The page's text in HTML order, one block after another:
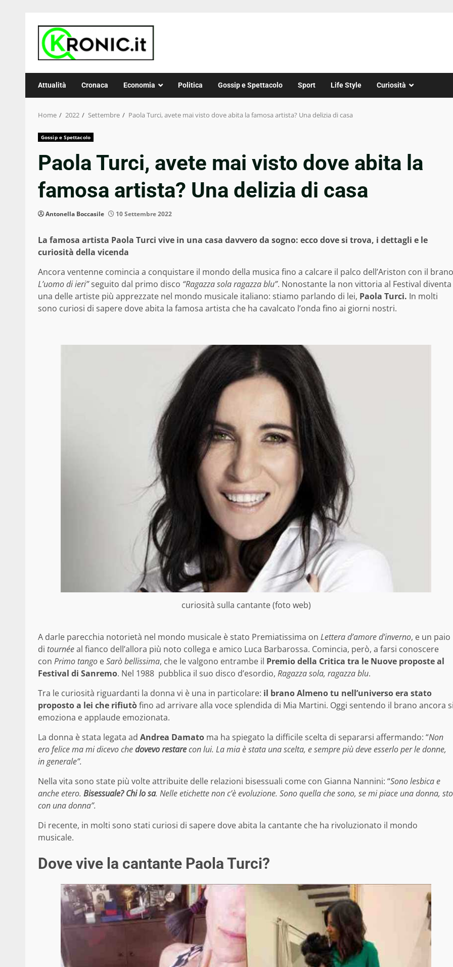
content
Attualità Cronaca Economia Politica Gossip e Spettacolo Sport Life Style Curiosità
Home 2022 Settembre Paola Turci, avete mai visto dove abita la famosa artista? Una delizia di casa
Gossip e Spettacolo
Paola Turci, avete mai visto dove abita la
famosa artista? Una delizia di casa
Antonella Boccasile 10 Settembre 2022
La famosa artista Paola Turci vive in una casa davvero da sogno: ecco dove si trova, i dettagli e le
curiosità della vicenda
Ancora ventenne comincia a conquistare il mondo della musica fino a calcare il palco dell’Ariston con il brano
L’uomo di ieri”seguito dal primo disco “Ragazza sola ragazza blu”. Nonostante la non vittoria al Festival diventa
una delle artiste più apprezzate nel mondo musicale italiano: stiamo parlando di lei, Paola Turci. In molti
sono curiosi di sapere dove abita la famosa artista che ha cavalcato l’onda fino ai giorni nostri.
curiosità sulla cantante (foto web)
A darle parecchia notorietà nel mondo musicale è stato Premiatissima on Lettera d’amore d’inverno, e un paio
di tournéeal fianco dell’allora più noto collega e amico Luca Barbarossa. Comincia, però, a farsi conoscere
con Primo tango eSarò bellissima, che le valgono entrambe il Premio della Critica tra le Nuove proposte al
Festival di Sanremo. Nel 1988 pubblica il suo disco d’esordio, Ragazza sola, ragazza blu.
Tra le curiosità riguardanti la donna vi è una in particolare: il brano Almeno tu nell’universo era stato
proposto a lei che rifiutòfino ad arrivare alla voce splendida di Mia Martini. Oggi sentendo il brano ancora
emoziona e applaude emozionata.
La donna è stata legata ad Andrea Damato ma ha spiegato la difficile scelta di separarsi affermando: “Non
ero felice ma mi dicevo chedovevo restarecon lui. La mia è stata una scelta, e sempre più deve esserlo per le donne,
in generale”.
Nella vita sono state più volte attribuite delle relazioni bisessuali come con Gianna Nannini: “Sono lesbica e
anche etero. Bisessuale? Chi lo sa. Nelle etichette non c’è evoluzione. Sono quella che sono, se mi piace una donna, sto
con una donna”.
Di recente, in molti sono stati curiosi di sapere dove abita la cantante che ha rivoluzionato il mondo
musicale.
Dove vive la cantante Paola Turci?